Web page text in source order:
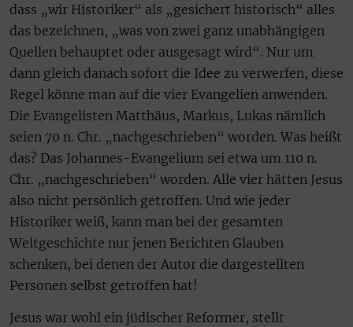
dass „wir Historiker“ als „gesichert historisch“ alles
das bezeichnen, „was von zwei ganz unabhängigen
Quellen behauptet oder ausgesagt wird“. Nur um
dann gleich danach sofort die Idee zu verwerfen, diese
Regel könne man auf die vier Evangelien anwenden.
Die Evangelisten Matthäus, Markus, Lukas nämlich
seien 70 n. Chr. „nachgeschrieben“ worden. Was heißt
das? Das Johannes-Evangelium sei etwa um 110 n.
Chr. „nachgeschrieben“ worden. Alle vier hätten Jesus
also nicht persönlich getroffen. Und wie jeder
Historiker weiß, kann man bei der gesamten
Weltgeschichte nur jenen Berichten Glauben
schenken, bei denen der Autor die dargestellten
Personen selbst getroffen hat!
Jesus war wohl ein jüdischer Reformer, stellt